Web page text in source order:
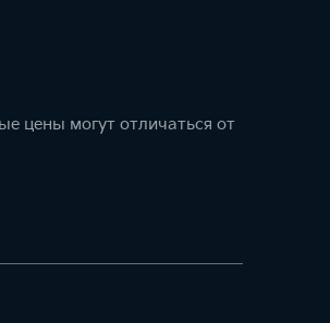
цены могут отличаться от